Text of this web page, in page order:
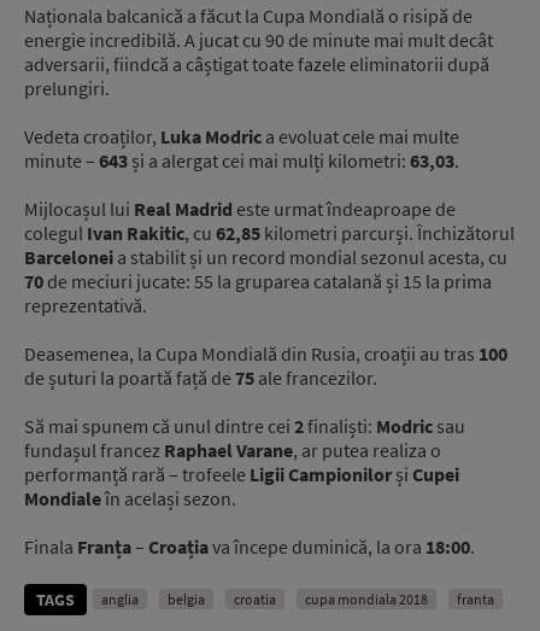
Naționala balcanică a făcut la Cupa Mondială o risipă de
energie incredibilă. A jucat cu 90 de minute mai mult decât
adversarii, fiindcă a câștigat toate fazele eliminatorii după
prelungiri.
Vedeta croaților, Luka Modric a evoluat cele mai multe
minute – 643 și a alergat cei mai mulți kilometri: 63,03.
Mijlocașul lui Real Madrid este urmat îndeaproape de
colegul Ivan Rakitic, cu 62,85 kilometri parcurși. Închizătorul
Barcelonei a stabilit și un record mondial sezonul acesta, cu
70 de meciuri jucate: 55 la gruparea catalană și 15 la prima
reprezentativă.
Deasemenea, la Cupa Mondială din Rusia, croații au tras 100
de șuturi la poartă față de75 ale francezilor.
Să mai spunem că unul dintre cei 2finaliști: Modric sau
fundașul francez Raphael Varane, ar putea realiza o
performanță rară – trofeele Ligii Campionilorși Cupei
Mondialeîn același sezon.
Finala Franța– Croațiava începe duminică, la ora 18:00.
TAGS anglia belgia croatia cupa mondiala 2018 franta